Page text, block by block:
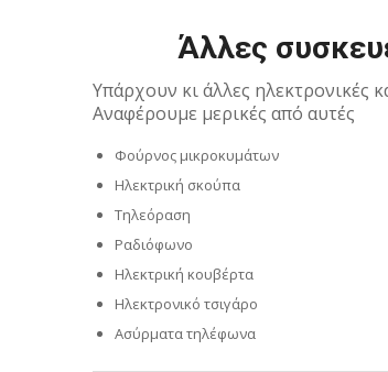
Άλλες
Υπάρχουν κι άλλες ηλεκτρονικές
Αναφέρουμε μερικές από αυτές
Φούρνος μικροκυμάτων
Ηλεκτρική σκούπα
Τηλεόραση
Ραδιόφωνο
Ηλεκτρική κουβέρτα
Ηλεκτρονικό τσιγάρο
Ασύρματα τηλέφωνα